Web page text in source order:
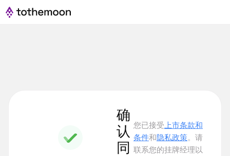
确
认
同
您已接受 上市条款和
条件和隐私政策。请
联系您的挂牌经理以